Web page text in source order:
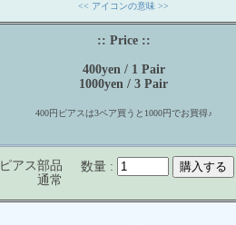
<< アイコンの意味 >>
:: Price ::
400yen / 1 Pair
1000yen / 3 Pair
400円ピアスは3ペア買うと1000円でお買得♪
ピアス部品
通常
数量 :